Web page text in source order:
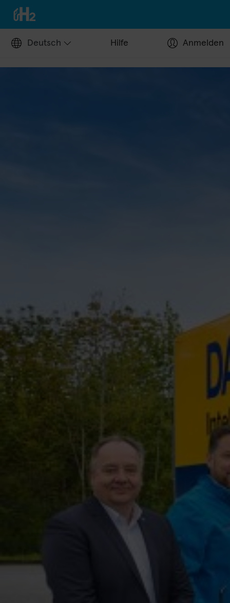
Impressum
Datenschutz
Deutsch Hilfe Anmelden